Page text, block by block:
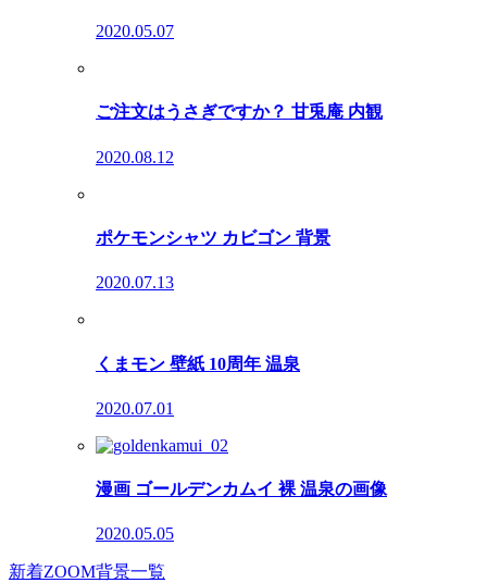
2020.05.07
ご注文はうさぎですか？ 甘兎庵 内観
2020.08.12
ポケモンシャツ カビゴン 背景
2020.07.13
くまモン 壁紙 10周年 温泉
2020.07.01
漫画 ゴールデンカムイ 裸 温泉の画像
2020.05.05
新着ZOOM背景一覧